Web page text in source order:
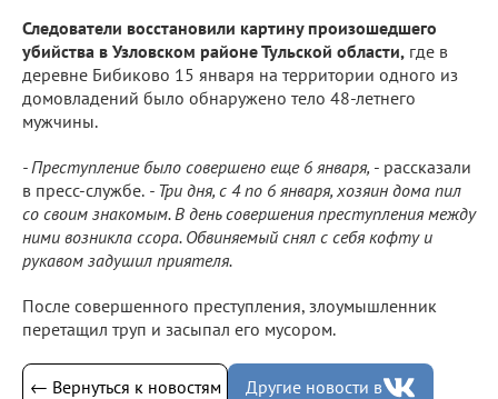
Следователи восстановили картину произошедшего
убийства в Узловском районе Тульской области, где в
деревне Бибиково 15 января на территории одного из
домовладений было обнаружено тело 48-летнего
мужчины.
- Преступление было совершено еще 6 января, - рассказали
в пресс-службе. - Три дня, с 4 по 6 января, хозяин дома пил
со своим знакомым. В день совершения преступления между
ними возникла ссора. Обвиняемый снял с себя кофту и
рукавом задушил приятеля.
После совершенного преступления, злоумышленник
перетащил труп и засыпал его мусором.
← Вернуться к новостям Другие новости в